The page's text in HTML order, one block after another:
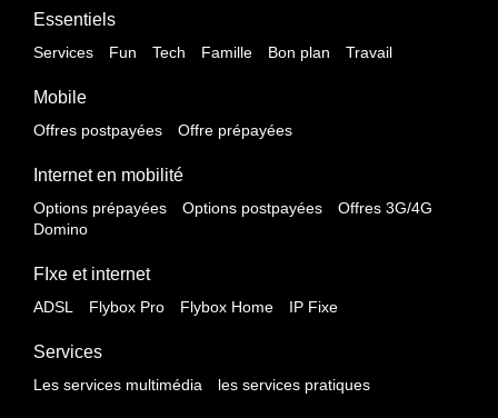
Essentiels
Services Fun Tech Famille Bon plan Travail
Mobile
Offres postpayées Offre prépayées
Internet en mobilité
Options prépayées Options postpayées
Offres 3G/4G
Domino
FIxe et internet
ADSL Flybox Pro Flybox Home IP Fixe
Services
Les services multimédia les services pratiques